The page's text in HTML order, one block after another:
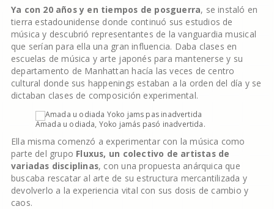
Ya con 20 años y en tiempos de posguerra, se instaló en
tierra estadounidense donde continuó sus estudios de
música y descubrió representantes de la vanguardia musical
que serían para ella una gran influencia. Daba clases en
escuelas de música y arte japonés para mantenerse y su
departamento de Manhattan hacía las veces de centro
cultural donde sus happenings estaban a la orden del día y se
dictaban clases de composición experimental.
Amada u odiada, Yoko jamás pasó inadvertida.
Ella misma comenzó a experimentar con la música como
parte del grupo Fluxus, un colectivo de artistas de
variadas disciplinas, con una propuesta anárquica que
buscaba rescatar al arte de su estructura mercantilizada y
devolverlo a la experiencia vital con sus dosis de cambio y
caos.